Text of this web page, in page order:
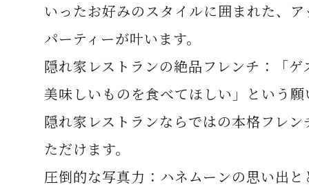
いったお好みのスタイルに囲まれた、
パーティーが叶います。
隠れ家レストランの絶品フレンチ：
「
美味しいものを食べてほしい」という
隠れ家レストランならではの本格フレ
ただけます。
圧倒的な写真力： ハネムーンの思い出